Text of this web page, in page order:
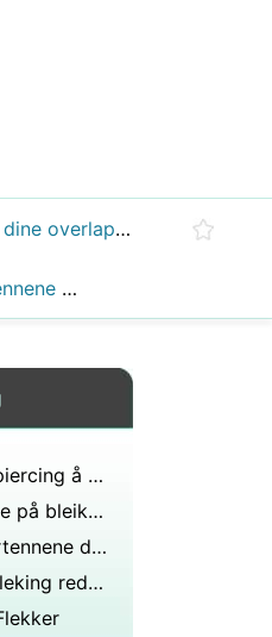
Bør de øverste tennene dine overlappe bunnen litt?
Hvordan holder indianerne tennene så hvite?
Når begynner en leppepiercing å føles normal?
Virkningene av Accutane på bleiket Teeth
Kan et naturlig gap i fortennene dine forårsake hjerneskade hvis det fjernes det er et stykke hud der?
Hvilke former for tannbleking reduserer også følsomheten for temperatur?